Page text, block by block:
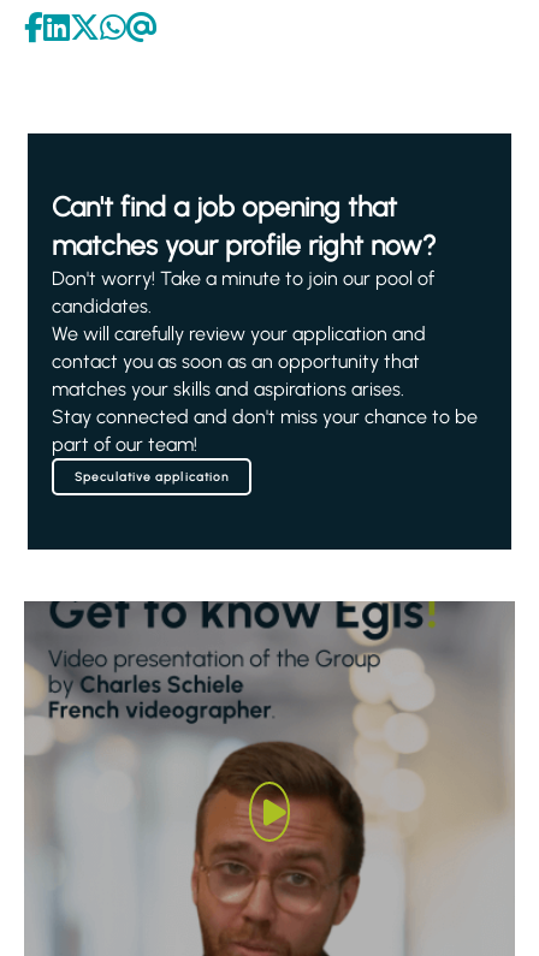
Can't find a job opening that
matches your profile right now?
Don't worry! Take a minute to join our pool of
candidates.
We will carefully review your application and
contact you as soon as an opportunity that
matches your skills and aspirations arises.
Stay connected and don't miss your chance to be
part of our team!
Speculative application